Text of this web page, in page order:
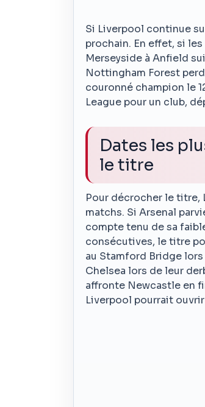
Si Liverpool continue
prochain. En effet, si
Merseyside à Anfield
Nottingham Forest
couronné champion le
League pour un club,
Dates les
le titre
Pour décrocher le titre,
matchs. Si Arsenal
compte tenu de sa
consécutives, le titre
au Stamford Bridge
Chelsea lors de leur
affronte Newcastle en
Liverpool pourrait